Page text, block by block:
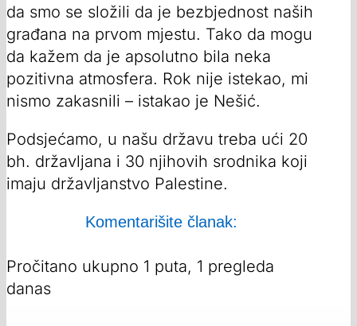
da smo se složili da je bezbjednost naših
građana na prvom mjestu. Tako da mogu
da kažem da je apsolutno bila neka
pozitivna atmosfera. Rok nije istekao, mi
nismo zakasnili – istakao je Nešić.
Podsjećamo, u našu državu treba ući 20
bh. državljana i 30 njihovih srodnika koji
imaju državljanstvo Palestine.
Komentarišite članak:
Pročitano ukupno 1 puta, 1 pregleda
danas